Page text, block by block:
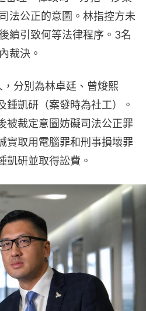
法公正的意圖。林指控方未
續引致何等法律程序。3名
裁決。
分別為林卓廷、曾焌熙
鍾凱研（案發時為社工）。
被裁定意圖妨礙司法公正罪
實取用電腦罪和刑事損壞罪
凱研並取得訟費。